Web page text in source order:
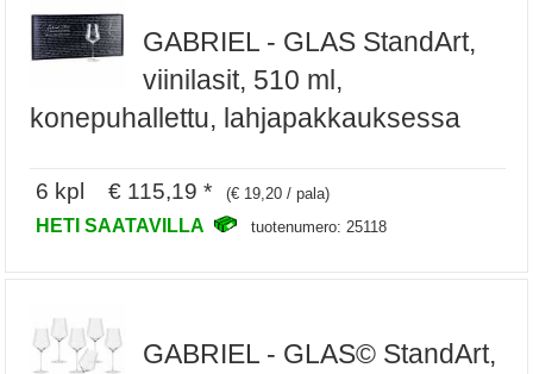
GABRIEL - GLAS StandArt,
viinilasit, 510 ml,
konepuhallettu, lahjapakkauksessa
6 kpl € 115,19 * (€ 19,20 / pala)
HETI SAATAVILLA tuotenumero: 25118
GABRIEL - GLAS© StandArt,